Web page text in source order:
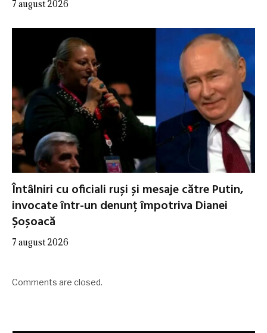
7 august 2026
Întâlniri cu oficiali ruși și mesaje către Putin,
invocate într-un denunț împotriva Dianei
Șoșoacă
7 august 2026
Comments are closed.